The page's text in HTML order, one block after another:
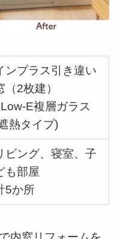
ンプラス引き違い
（2枚建）
E複層ガラス
熱タイプ)
ビング、寝室、子
も部屋
5か所